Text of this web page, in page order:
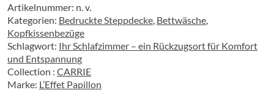
Artikelnummer: n. v.
Kategorien: Bedruckte Steppdecke Bettwäsche
Kopfkissenbezüge
Schlagwort: Ihr Schlafzimmer – ein Rückzugsort für Komfort
und Entspannung
Collection : CARRIE
Marke: L’Effet Papillon